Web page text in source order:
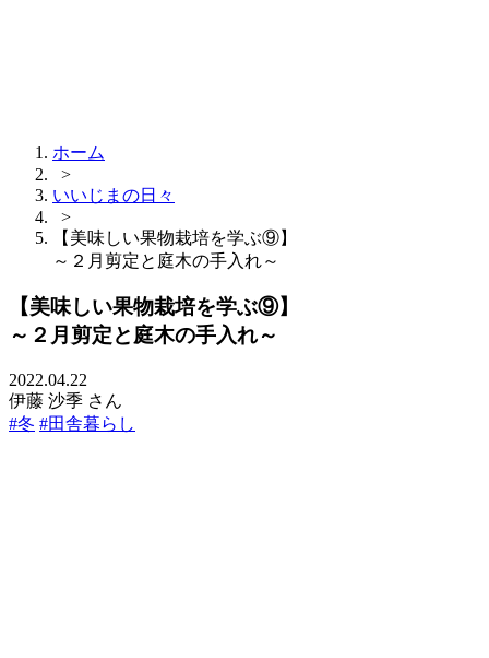
ホーム
>
いいじまの日々
>
【美味しい果物栽培を学ぶ⑨】
～２月剪定と庭木の手入れ～
【美味しい果物栽培を学ぶ⑨】
～２月剪定と庭木の手入れ～
2022.04.22
伊藤 沙季 さん
#冬 #田舎暮らし